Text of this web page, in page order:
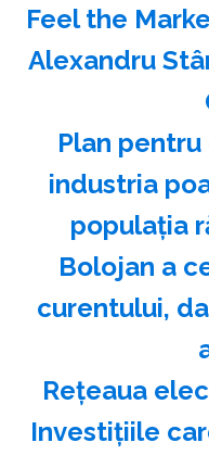
Feel the
Alexandru
Plan
industria
populaţia
Bolojan a
curentului,
Reţeaua
Investiţiile